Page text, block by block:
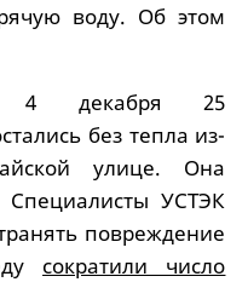
воду. Об этом
4 декабря 25
без тепла из-
улице. Она
УСТЭК
повреждение
сократили число